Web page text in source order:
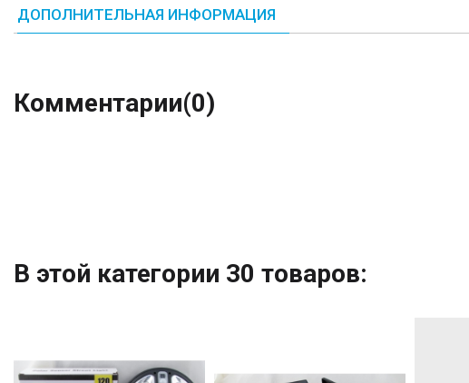
ДОПОЛНИТЕЛЬНАЯ ИНФОРМАЦИЯ
Комментарии(0)
В этой категории 30 товаров: